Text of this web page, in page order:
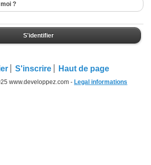
?
S'identifier
S'inscrire Haut de page
www.developpez.com - Legal informations